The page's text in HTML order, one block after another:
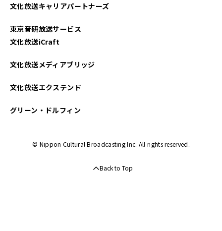
2024年11月
2024年10月
2024年09月
文化放送キャリアパートナーズ
東京音研放送サービス
文化放送iCraft
文化放送メディアブリッジ
文化放送エクステンド
グリーン・ドルフィン
© Nippon Cultural Broadcasting Inc. All rights reserved.
Back to Top